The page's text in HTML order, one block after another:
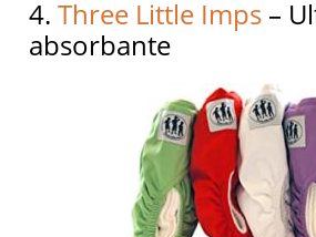
4.Three Little Imps –
absorbante